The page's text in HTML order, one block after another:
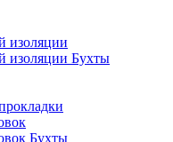
изоляции
изоляции Бухты
Бухты